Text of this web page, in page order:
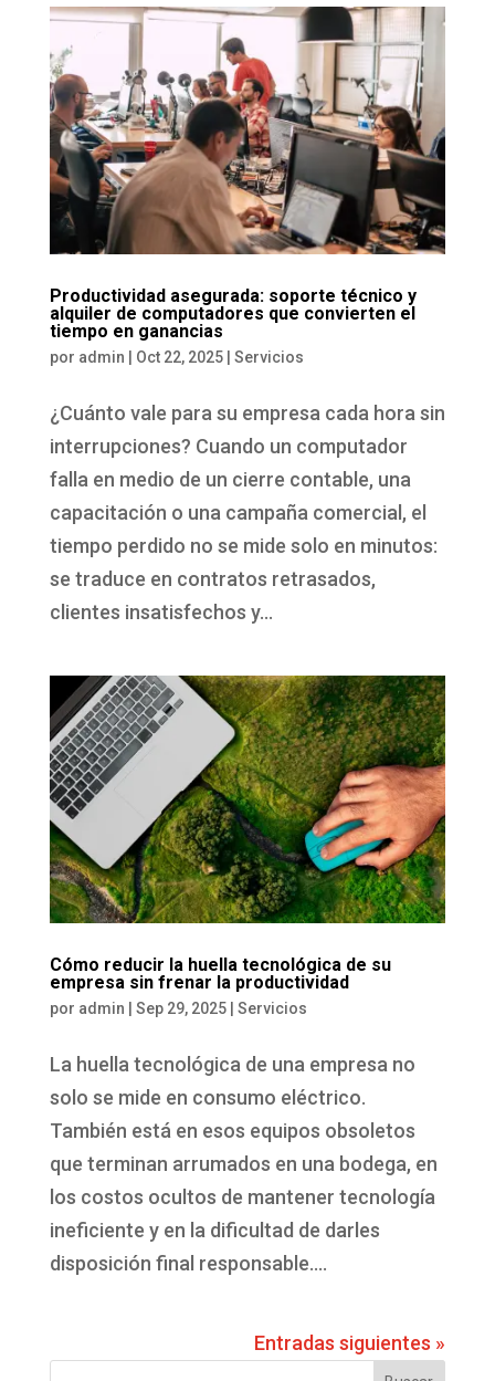
Productividad asegurada: soporte técnico y
alquiler de computadores que convierten el
tiempo en ganancias
por admin Oct 22, 2025| Servicios
¿Cuánto vale para su empresa cada hora sin
interrupciones? Cuando un computador
falla en medio de un cierre contable, una
capacitación o una campaña comercial, el
tiempo perdido no se mide solo en minutos:
se traduce en contratos retrasados,
clientes insatisfechos y...
Cómo reducir la huella tecnológica de su
empresa sin frenar la productividad
por admin Sep 29, 2025| Servicios
La huella tecnológica de una empresa no
solo se mide en consumo eléctrico.
También está en esos equipos obsoletos
que terminan arrumados en una bodega, en
los costos ocultos de mantener tecnología
ineficiente y en la dificultad de darles
disposición final responsable....
Entradas siguientes »